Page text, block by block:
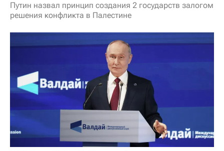
Путин назвал принцип создания 2 государств залогом
решения конфликта в Палестине